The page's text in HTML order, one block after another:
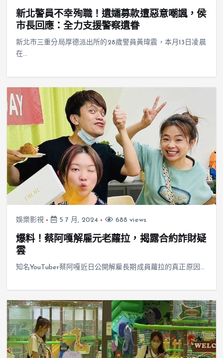
新北警員不幸殉職！遺孀募款遭惡意嘲諷，侯
市長回應：全力支援警察遺眷
新北市三重分局厚德派出所的28歲警員黃瑋震，本月13日凌晨
在…
娛樂影視 5 7 月, 2024 688 views
爆料！蔡阿嘎解雇元老蘿拉，揭露合約詐財疑
雲
知名YouTuber蔡阿嘎近日公開解雇長期成員蘿拉的真正原因…